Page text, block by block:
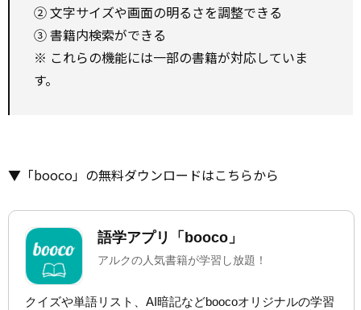
② 文字サイズや画面の明るさを調整できる
③ 書籍内検索ができる
※ これらの機能には一部の書籍が対応していま
す。
▼「booco」の無料ダウンロードはこちらから